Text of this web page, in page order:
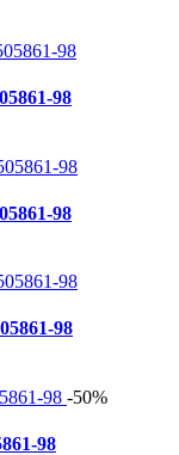
98
98
98
-50%
98